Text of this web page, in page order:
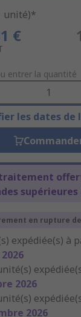
unité)*
€
entrer la quantité
les dates de
supérieures
en rupture
expédiée(s) à
2026
2026